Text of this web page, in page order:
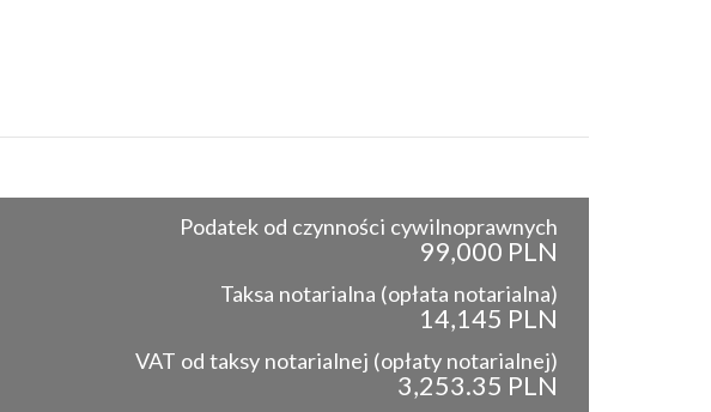
Podatek od czynności cywilnoprawnych
99,000 PLN
Taksa notarialna (opłata notarialna)
14,145 PLN
VAT od taksy notarialnej (opłaty notarialnej)
3,253.35 PLN